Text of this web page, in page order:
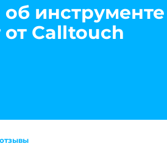
от Calltouch